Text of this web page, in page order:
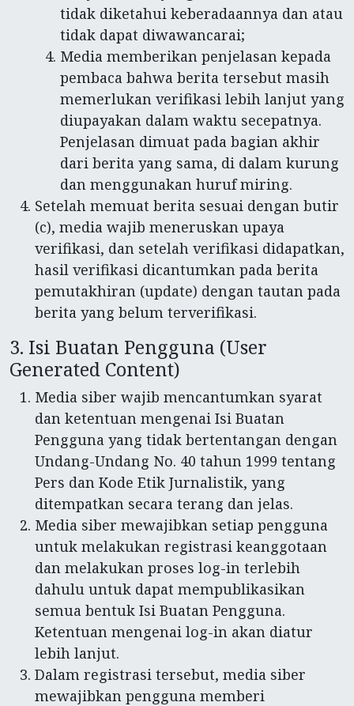
tidak diketahui keberadaannya dan atau
tidak dapat diwawancarai;
Media memberikan penjelasan kepada
pembaca bahwa berita tersebut masih
memerlukan verifikasi lebih lanjut yang
diupayakan dalam waktu secepatnya.
Penjelasan dimuat pada bagian akhir
dari berita yang sama, di dalam kurung
dan menggunakan huruf miring.
Setelah memuat berita sesuai dengan butir
(c), media wajib meneruskan upaya
verifikasi, dan setelah verifikasi didapatkan,
hasil verifikasi dicantumkan pada berita
pemutakhiran (update) dengan tautan pada
berita yang belum terverifikasi.
3. Isi Buatan Pengguna (User
Generated Content)
Media siber wajib mencantumkan syarat
dan ketentuan mengenai Isi Buatan
Pengguna yang tidak bertentangan dengan
Undang-Undang No. 40 tahun 1999 tentang
Pers dan Kode Etik Jurnalistik, yang
ditempatkan secara terang dan jelas.
Media siber mewajibkan setiap pengguna
untuk melakukan registrasi keanggotaan
dan melakukan proses log-in terlebih
dahulu untuk dapat mempublikasikan
semua bentuk Isi Buatan Pengguna.
Ketentuan mengenai log-in akan diatur
lebih lanjut.
Dalam registrasi tersebut, media siber
mewajibkan pengguna memberi